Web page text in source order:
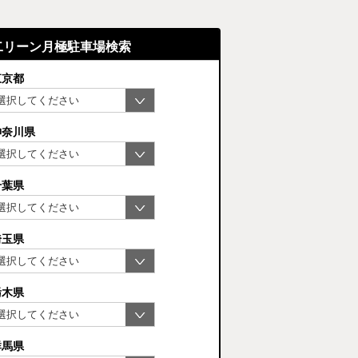
リーン月極駐車場検索
都
川県
県
県
県
県